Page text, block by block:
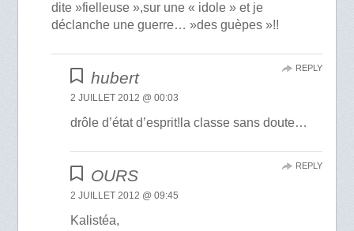
dite »fielleuse »,sur une « idole » et je
déclanche une guerre… »des guèpes »!!
hubert
2 JUILLET 2012 @ 00:03
drôle d’état d’esprit!la classe sans doute…
REPLY
OURS
2 JUILLET 2012 @ 09:45
Kalistéa,
REPLY